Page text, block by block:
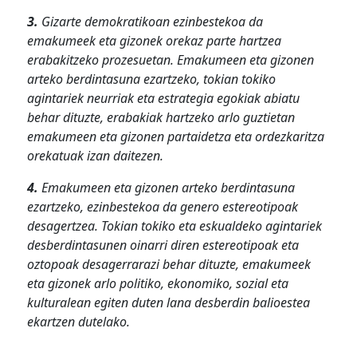
3. Gizarte demokratikoan ezinbestekoa da
emakumeek eta gizonek orekaz parte hartzea
erabakitzeko prozesuetan. Emakumeen eta gizonen
arteko berdintasuna ezartzeko, tokian tokiko
agintariek neurriak eta estrategia egokiak abiatu
behar dituzte, erabakiak hartzeko arlo guztietan
emakumeen eta gizonen partaidetza eta ordezkaritza
orekatuak izan daitezen.
4. Emakumeen eta gizonen arteko berdintasuna
ezartzeko, ezinbestekoa da genero estereotipoak
desagertzea. Tokian tokiko eta eskualdeko agintariek
desberdintasunen oinarri diren estereotipoak eta
oztopoak desagerrarazi behar dituzte, emakumeek
eta gizonek arlo politiko, ekonomiko, sozial eta
kulturalean egiten duten lana desberdin balioestea
ekartzen dutelako.